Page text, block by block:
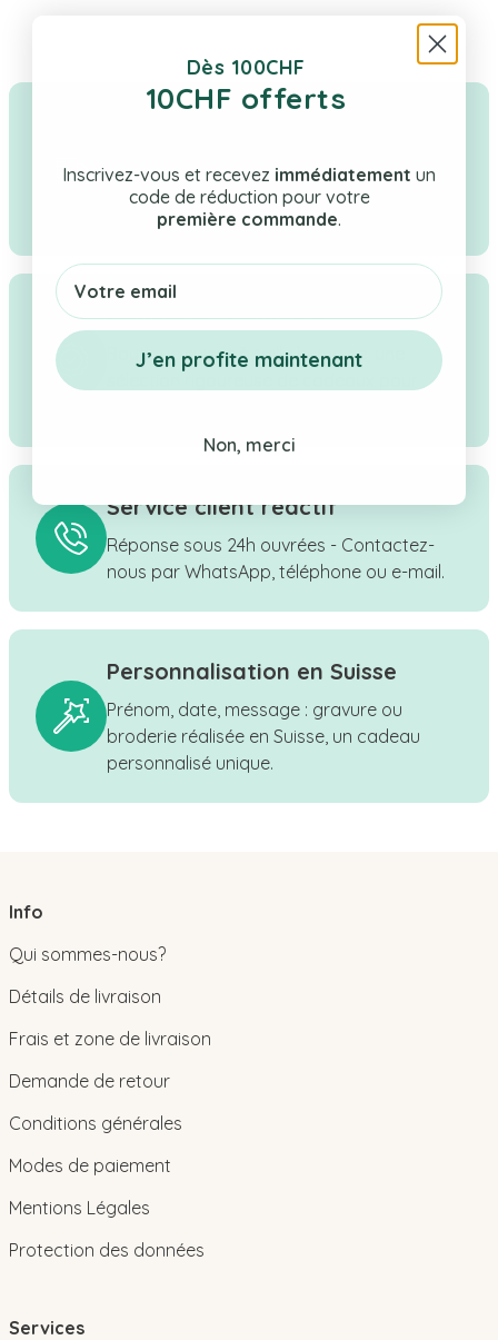
sous 1–2 jours ouvrés. Livraison offerte dès
CHF 100.
Qualité & confiance
Boutique suisse à taille humaine, une
Service client réactif
Réponse sous 24h ouvrées - Contactez-
nous par WhatsApp, téléphone ou e-mail.
Personnalisation en Suisse
Prénom, date, message : gravure ou
broderie réalisée en Suisse, un cadeau
personnalisé unique.
Info
Qui sommes-nous?
Détails de livraison
Frais et zone de livraison
Demande de retour
Conditions générales
Modes de paiement
Mentions Légales
Protection des données
Services
Dès 100CHF
10CHF offerts
Inscrivez-vous et recevez immédiatement un
code de réduction pour votre
première commande.
Email
J’en profite maintenant
Non, merci